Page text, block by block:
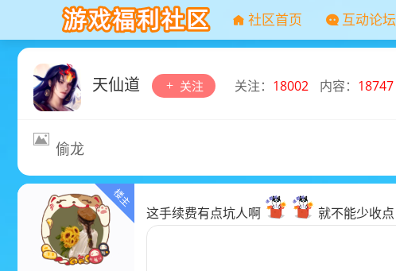
社区首页 互动论坛
天仙道 关注 关注： 18002 内容： 18747
偷龙
这手续费有点坑人啊 就不能少收点